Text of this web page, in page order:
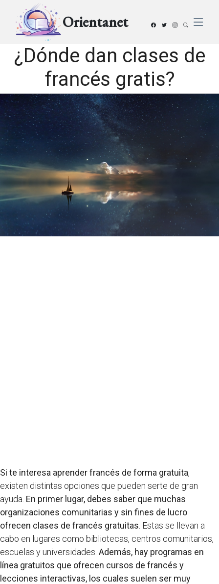
Orientanet
¿Dónde dan clases de
francés gratis?
Si te interesa aprender francés de forma gratuita,
existen distintas opciones que pueden serte de gran
ayuda. En primer lugar, debes saber que muchas
organizaciones comunitarias y sin fines de lucro
ofrecen clases de francés gratuitas . Estas se llevan a
cabo en lugares como bibliotecas, centros comunitarios,
escuelas y universidades. Además, hay programas en
línea gratuitos que ofrecen cursos de francés y
lecciones interactivas, los cuales suelen ser muy